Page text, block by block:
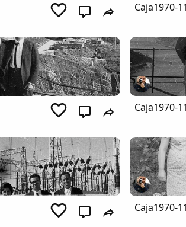
Caja1970-
Caja1970-
Caja1970-